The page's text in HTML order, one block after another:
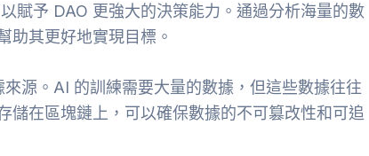
賦予 DAO 更強大的決策能力。通過分析海量的數
助其更好地實現目標。
源。AI 的訓練需要大量的數據，但這些數據往往
儲在區塊鏈上，可以確保數據的不可篡改性和可追